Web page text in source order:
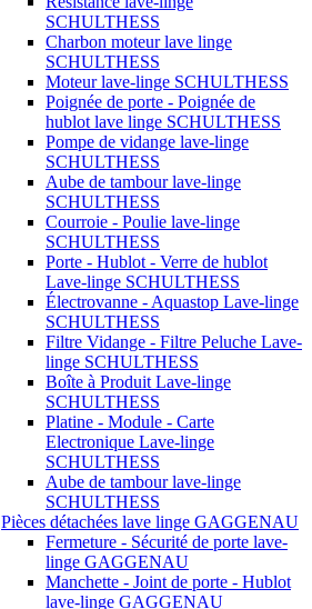
SCHULTHESS
Charbon moteur lave linge
SCHULTHESS
Moteur lave-linge SCHULTHESS
Poignée de porte - Poignée de
hublot lave linge SCHULTHESS
Pompe de vidange lave-linge
SCHULTHESS
Aube de tambour lave-linge
SCHULTHESS
Courroie - Poulie lave-linge
SCHULTHESS
Porte - Hublot - Verre de hublot
Lave-linge SCHULTHESS
Électrovanne - Aquastop Lave-linge
SCHULTHESS
Filtre Vidange - Filtre Peluche Lave-
linge SCHULTHESS
Boîte à Produit Lave-linge
SCHULTHESS
Platine - Module - Carte
Electronique Lave-linge
SCHULTHESS
Aube de tambour lave-linge
SCHULTHESS
Pièces détachées lave linge GAGGENAU
Fermeture - Sécurité de porte lave-
linge GAGGENAU
Manchette - Joint de porte - Hublot
lave-linge GAGGENAU